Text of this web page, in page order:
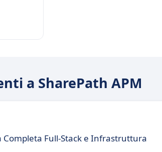
a SharePath APM
Completa Full-Stack e Infrastruttura